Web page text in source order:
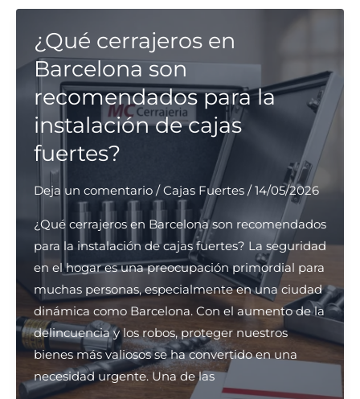
servicios
más
confiables
para
arreglar
puertas
de
garaje
en
Barcelona?
¿Qué cerrajeros en
Barcelona son
recomendados para la
instalación de cajas
fuertes?
Deja un comentario / Cajas Fuertes/ 14/05/2026
¿Qué cerrajeros en Barcelona son recomendados
para la instalación de cajas fuertes? La seguridad
en el hogar es una preocupación primordial para
muchas personas, especialmente en una ciudad
dinámica como Barcelona. Con el aumento de la
delincuencia y los robos, proteger nuestros
bienes más valiosos se ha convertido en una
necesidad urgente. Una de las